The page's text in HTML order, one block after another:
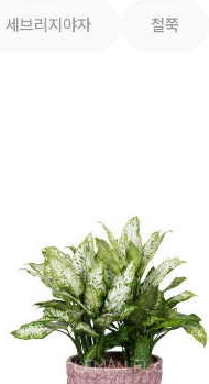
세브리지야자 철쭉